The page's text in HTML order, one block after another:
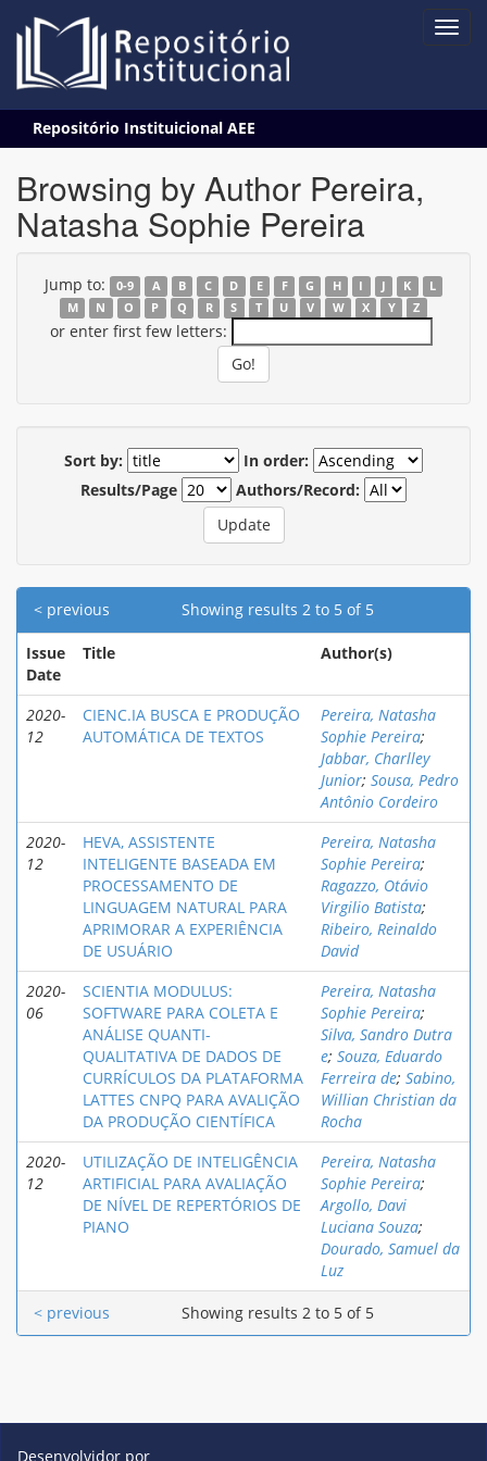
navigation
Repositório Instituicional AEE
Browsing by Author Pereira,
Natasha Sophie Pereira
Jump to: 0-9 A B C D E F G H I J K
L
M
N O P Q R S T U V W X Y Z
or enter first few letters:
Sort by:
In order:
Results/Page
Authors/Record:
Showing results 2 to 5 of 5
< previous
Issue
Date
Title Author(s)
2020-
12
CIENC.IA BUSCA E PRODUÇÃO
AUTOMÁTICA DE TEXTOS
Pereira, Natasha
Sophie Pereira;
Jabbar, Charlley
Junior; Sousa, Pedro
Antônio Cordeiro
2020-
12
HEVA, ASSISTENTE
INTELIGENTE BASEADA EM
PROCESSAMENTO DE
LINGUAGEM NATURAL PARA
APRIMORAR A EXPERIÊNCIA
DE USUÁRIO
Pereira, Natasha
Sophie Pereira;
Ragazzo, Otávio
Virgilio Batista;
Ribeiro, Reinaldo
David
2020-
06
SCIENTIA MODULUS:
SOFTWARE PARA COLETA E
ANÁLISE QUANTI-
QUALITATIVA DE DADOS DE
CURRÍCULOS DA PLATAFORMA
LATTES CNPQ PARA AVALIÇÃO
DA PRODUÇÃO CIENTÍFICA
Pereira, Natasha
Sophie Pereira;
Silva, Sandro Dutra
e; Souza, Eduardo
Ferreira de; Sabino,
Willian Christian da
Rocha
2020-
12
UTILIZAÇÃO DE INTELIGÊNCIA
ARTIFICIAL PARA AVALIAÇÃO
DE NÍVEL DE REPERTÓRIOS DE
PIANO
Pereira, Natasha
Sophie Pereira;
Argollo, Davi
Luciana Souza;
Dourado, Samuel da
Luz
Showing results 2 to 5 of 5
< previous
Desenvolvidor por